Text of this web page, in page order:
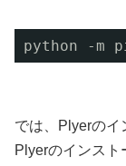
python -m
では、Plyerのイ
Plyerのインスト